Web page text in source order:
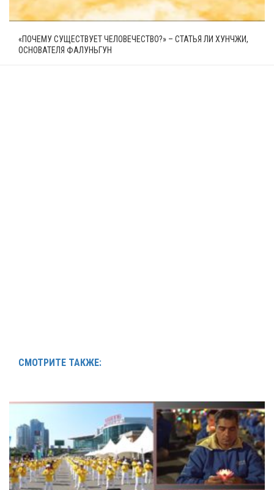
«ПОЧЕМУ СУЩЕСТВУЕТ ЧЕЛОВЕЧЕСТВО?» – СТАТЬЯ ЛИ ХУНЧЖИ,
ОСНОВАТЕЛЯ ФАЛУНЬГУН
СМОТРИТЕ ТАКЖЕ: